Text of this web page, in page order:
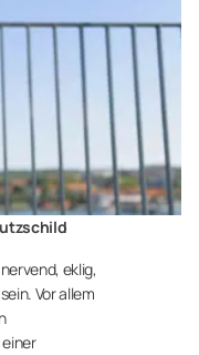
eklig,
Vor allem